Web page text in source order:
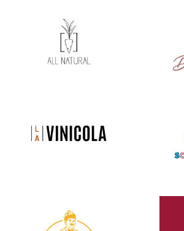
VEJA MAIS
VEJA MAIS